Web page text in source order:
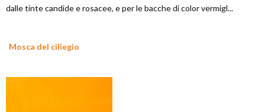
dalle tinte candide e rosacee, e per le bacche di color vermigl...
Mosca del ciliegio